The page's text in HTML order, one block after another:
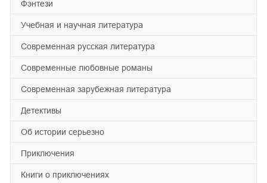
фэнтези
учебная и научная литература
современная русская литература
современные любовные романы
современная зарубежная литература
детективы
об истории серьезно
приключения
книги о приключениях